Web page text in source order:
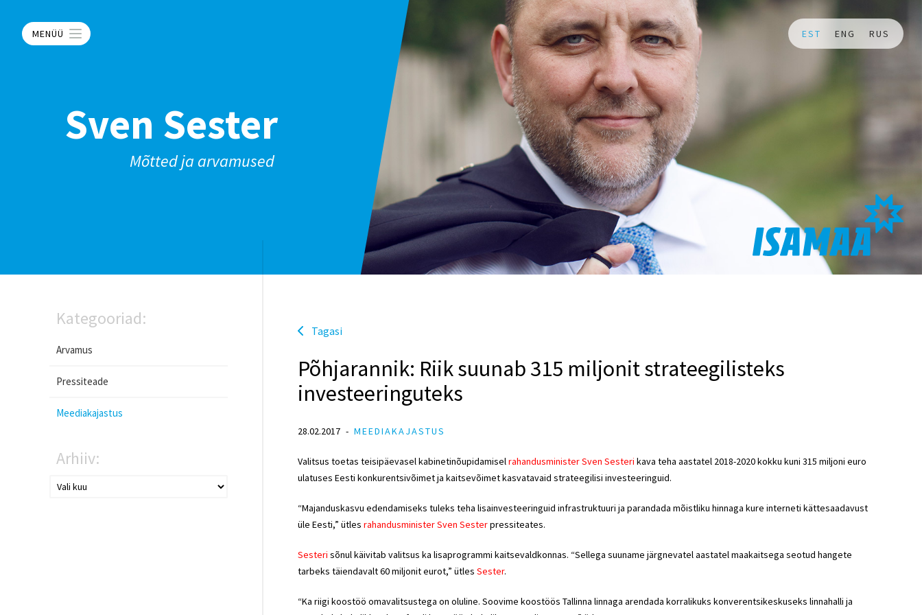
MENÜÜ EST ENG RUS
Sven Sester
Mõtted ja arvamused
Kategooriad:
Arvamus
Pressiteade
Meediakajastus
Arhiiv:
Tagasi
Põhjarannik: Riik suunab 315 miljonit strateegilisteks
investeeringuteks
28.02.2017 MEEDIAKAJASTUS
Valitsus toetas teisipäevasel kabinetinõupidamiselrahandusminister Sven Sesteri kava teha aastatel 2018-2020 kokku kuni 315 miljoni euro
ulatuses Eesti konkurentsivõimet ja kaitsevõimet kasvatavaid strateegilisi investeeringuid.
“Majanduskasvu edendamiseks tuleks teha lisainvesteeringuid infrastruktuuri ja parandada mõistliku hinnaga kure interneti kättesaadavust
üle Eesti,” ütles rahandusminister Sven Sesterpressiteates.
Sesteri sõnul käivitab valitsus ka lisaprogrammi kaitsevaldkonnas. “Sellega suuname järgnevatel aastatel maakaitsega seotud hangete
tarbeks täiendavalt 60 miljonit eurot,” ütles Sester.
“Ka riigi koostöö omavalitsustega on oluline. Soovime koostöös Tallinna linnaga arendada korralikuks konverentsikeskuseks linnahalli ja